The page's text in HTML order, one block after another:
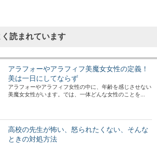
読まれています
アラフォーやアラフィフ美魔女女性の定義！
美は一日にしてならず
アラフォーやアラフィフ女性の中に、年齢を感じさせない
美魔女女性がいます。では、一体どんな女性のことを...
高校の先生が怖い、怒られたくない、そんな
ときの対処方法